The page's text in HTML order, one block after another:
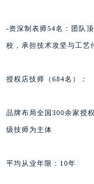
-资深制表师54名：团队
校，承担技术攻坚与工艺
授权店技师（684名）：
品牌布局全国300余家授
级技师为主体
平均从业年限：10年